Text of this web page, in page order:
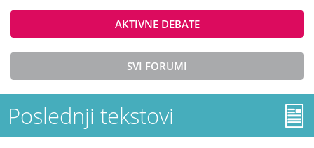
AKTIVNE DEBATE
SVI FORUMI
Poslednji tekstovi